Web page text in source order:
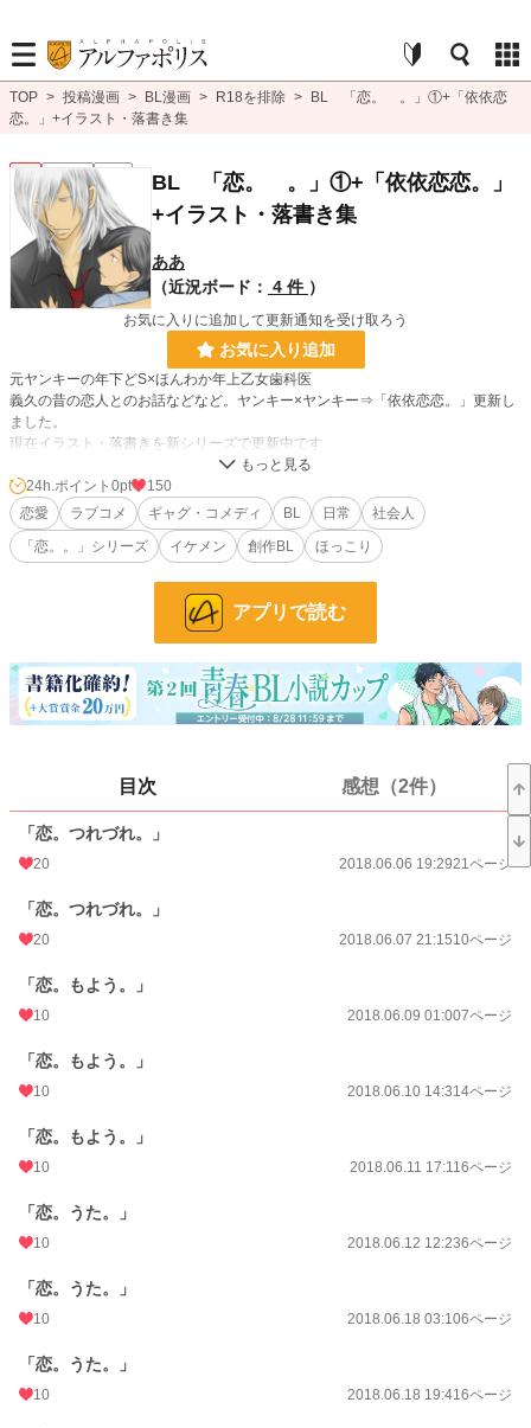
TOP > 投稿漫画 > BL漫画 > R18を排除 >
BL 「恋。 。」①+「依依恋
恋。」+イラスト・落書き集
BL 連載中
BL 「恋。 。」①+「依依恋恋。」
+イラスト・落書き集
ああ
（近況ボード： 4 件 ）
お気に入りに追加して更新通知を受け取ろう
お気に入り追加
元ヤンキーの年下どS×ほんわか年上乙女歯科医
義久の昔の恋人とのお話などなど。ヤンキー×ヤンキー⇒「依依恋恋。」更新し
ました。
現在イラスト・落書きを新シリーズで更新中です
＊①の続きは「恋。 。」② ⇒ https://www.alphapolis.co.jp/manga/594277
89/745233269
1,406 位 / 1,406 件
1,080 位 / 1,080 件
お気に入り 574
24h.ポイント 0 pt
更新日時 2021.01.31 15:30
月間ポイント
年間ポイント 1,678 pt (457 位)
累計ポイント
24h.ポイント 0pt
150
恋愛
ラブコメ ギャグ・コメディ BL 日常
社会人
「恋。。」シリーズ
イケメン 創作BL ほっこり
アプリで読む
目次 感想（2件）
「恋。つれづれ。」
20 2018.06.06 19:2921ページ
「恋。つれづれ。」
20 2018.06.07 21:1510ページ
「恋。もよう。」
10 2018.06.09 01:007ページ
「恋。もよう。」
10 2018.06.10 14:314ページ
「恋。もよう。」
10 2018.06.11 17:116ページ
「恋。うた。」
10 2018.06.12 12:236ページ
「恋。うた。」
10 2018.06.18 03:106ページ
「恋。うた。」
10 2018.06.18 19:416ページ